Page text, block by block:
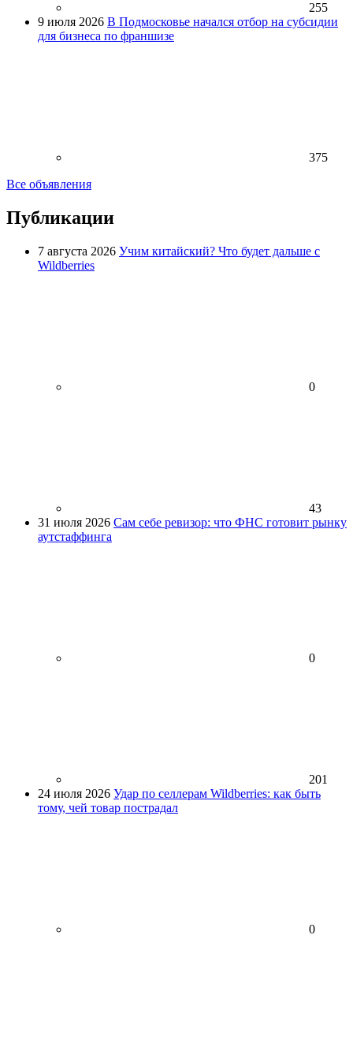
255
9 июля 2026 В Подмосковье начался отбор на субсидии
для бизнеса по франшизе
375
Все объявления
Публикации
7 августа 2026 Учим китайский? Что будет дальше с
Wildberries
0
43
31 июля 2026 Сам себе ревизор: что ФНС готовит рынку
аутстаффинга
0
201
24 июля 2026 Удар по селлерам Wildberries: как быть
тому, чей товар пострадал
0